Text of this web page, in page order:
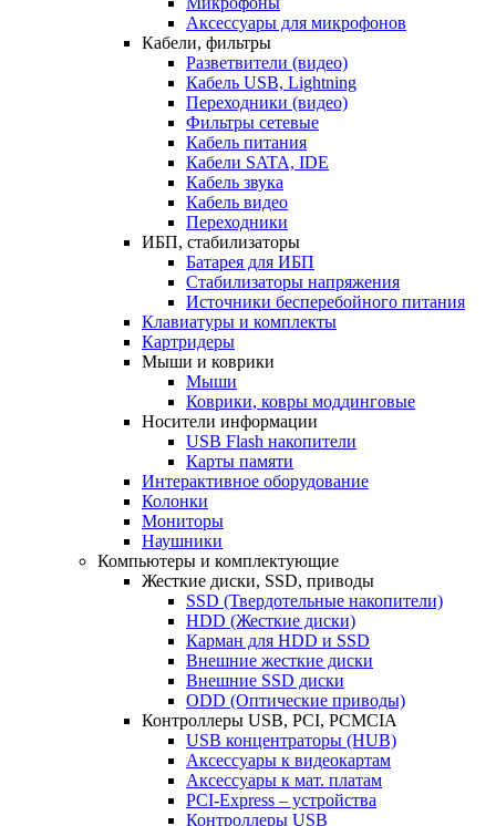
Аксессуары для микрофонов
Кабели, фильтры
Разветвители (видео)
Кабель USB, Lightning
Переходники (видео)
Фильтры сетевые
Кабель питания
Кабели SATA, IDE
Кабель звука
Кабель видео
Переходники
ИБП, стабилизаторы
Батарея для ИБП
Стабилизаторы напряжения
Источники бесперебойного питания
Клавиатуры и комплекты
Картридеры
Мыши и коврики
Мыши
Коврики, ковры моддинговые
Носители информации
USB Flash накопители
Карты памяти
Интерактивное оборудование
Колонки
Мониторы
Наушники
Компьютеры и комплектующие
Жесткие диски, SSD, приводы
SSD (Твердотельные накопители)
HDD (Жесткие диски)
Карман для HDD и SSD
Внешние жесткие диски
Внешние SSD диски
ОDD (Оптические приводы)
Контроллеры USB, PCI, PCMCIA
USB концентраторы (HUB)
Аксессуары к видеокартам
Аксессуары к мат. платам
PCI-Express – устройства
Контроллеры USB